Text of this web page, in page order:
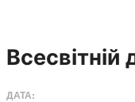
Всесвітній
ДАТА: